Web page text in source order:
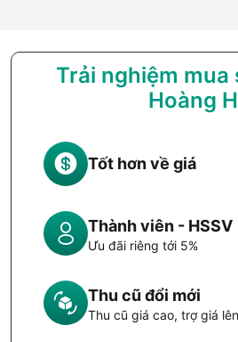
Trải nghiệm mua
Hoàng
Tốt hơn về giá
Thành viên - HSSV
Ưu đãi riêng tới 5%
Thu cũ đổi mới
Thu cũ giá cao, trợ giá